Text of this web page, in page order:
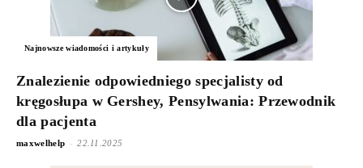
Najnowsze wiadomości i artykuły
Znalezienie odpowiedniego specjalisty od
kręgosłupa w Gershey, Pensylwania: Przewodnik
dla pacjenta
maxwelhelp - 22.11.2025